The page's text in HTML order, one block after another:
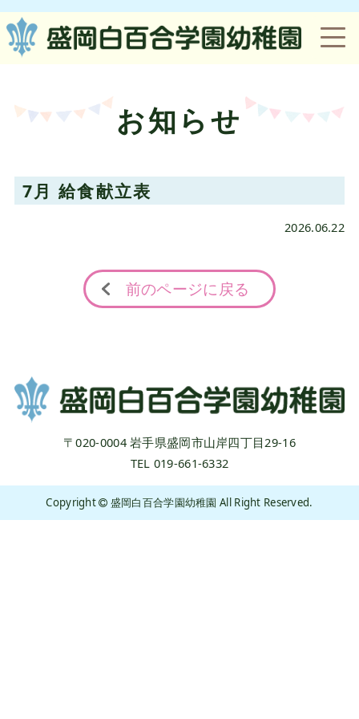
お知らせ
7月 給食献立表
2026.06.22
前のページに戻る
〒020-0004 岩手県盛岡市山岸四丁目29-16
TEL 019-661-6332
Copyright 盛岡白百合学園幼稚園 All Right Reserved.